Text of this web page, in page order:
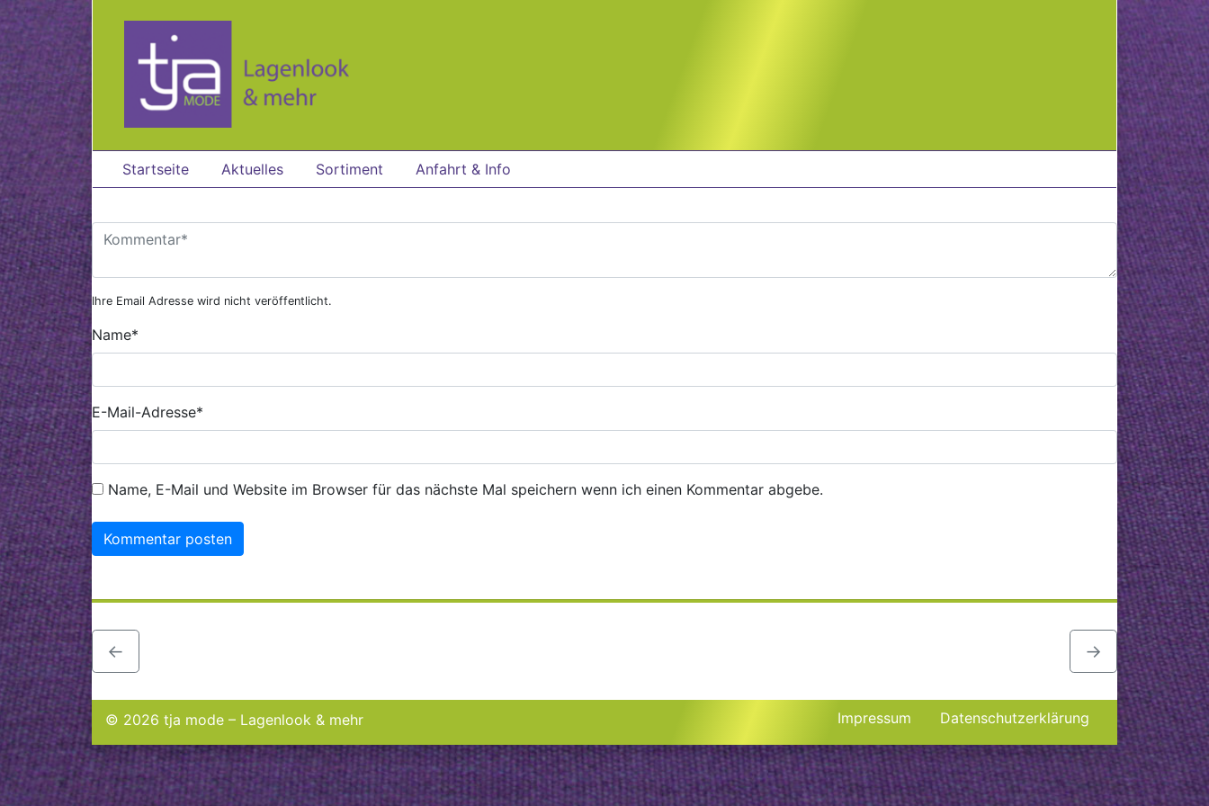
Zum Hauptinhalt springen
Startseite Aktuelles Sortiment Anfahrt & Info
Ihre Email Adresse wird nicht veröffentlicht.
Name*
E-Mail-Adresse*
Name, E-Mail und Website im Browser für das nächste Mal speichern wenn ich einen Kommentar abgebe.
← →
© 2026 tja mode – Lagenlook & mehr Impressum Datenschutzerklärung